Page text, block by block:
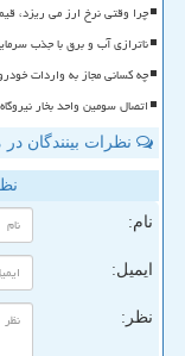
چرا وقتی نرخ ارز می ریزد،
ناترازی آب و برق با جذب
چه کسانی مجاز به واردات
اتصال سومین واحد بخار
نظرات بینندگان
نام:
ایمیل:
نظر: